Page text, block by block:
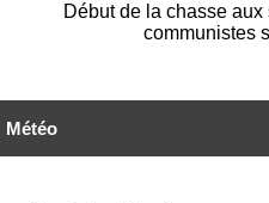
Début de la chasse
communistes
Météo